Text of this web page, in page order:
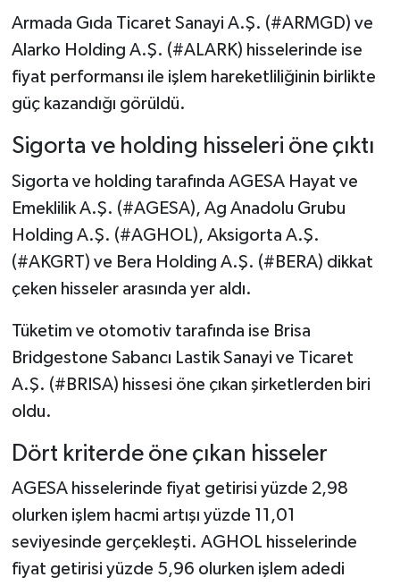
Armada Gıda Ticaret Sanayi A.Ş. (#ARMGD) ve
Alarko Holding A.Ş. (#ALARK) hisselerinde ise
fiyat performansı ile işlem hareketliliğinin birlikte
güç kazandığı görüldü.
Sigorta ve holding hisseleri öne çıktı
Sigorta ve holding tarafında AGESA Hayat ve
Emeklilik A.Ş. (#AGESA), Ag Anadolu Grubu
Holding A.Ş. (#AGHOL), Aksigorta A.Ş.
(#AKGRT) ve Bera Holding A.Ş. (#BERA) dikkat
çeken hisseler arasında yer aldı.
Tüketim ve otomotiv tarafında ise Brisa
Bridgestone Sabancı Lastik Sanayi ve Ticaret
A.Ş. (#BRISA) hissesi öne çıkan şirketlerden biri
oldu.
Dört kriterde öne çıkan hisseler
AGESA hisselerinde fiyat getirisi yüzde 2,98
olurken işlem hacmi artışı yüzde 11,01
seviyesinde gerçekleşti. AGHOL hisselerinde
fiyat getirisi yüzde 5,96 olurken işlem adedi